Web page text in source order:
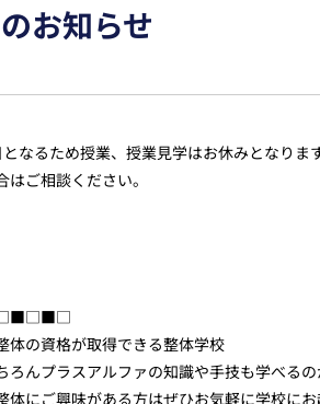
お知らせ
なるため授業、授業見学はお休みとなります
ご相談ください。
体の資格が取得できる整体学校
ろんプラスアルファの知識や手技も学べる
体にご興味がある方はぜひお気軽に学校に